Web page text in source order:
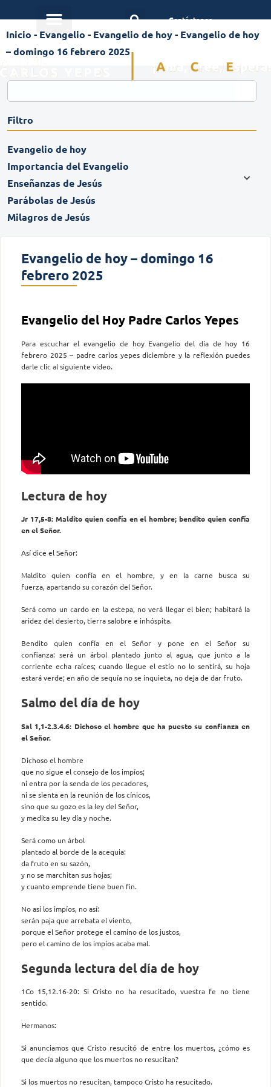
Contáctanos
Inicio - Evangelio - Evangelio de hoy- Evangelio de hoy
– domingo 16 febrero 2025
Filtro
Evangelio de hoy
Importancia del Evangelio
Enseñanzas de Jesús
Parábolas de Jesús
Milagros de Jesús
Evangelio de hoy – domingo 16
febrero 2025
Evangelio del Hoy Padre Carlos Yepes
Para escuchar el evangelio de hoy Evangelio del día de hoy 16
febrero 2025 – padre carlos yepes diciembre y la reflexión puedes
darle clic al siguiente video.
Lectura de hoy
Jr 17,5-8: Maldito quien confía en el hombre; bendito quien confía
en el Señor.
Así dice el Señor:
Maldito quien confía en el hombre, y en la carne busca su
fuerza, apartando su corazón del Señor.
Será como un cardo en la estepa, no verá llegar el bien; habitará la
aridez del desierto, tierra salobre e inhóspita.
Bendito quien confía en el Señor y pone en el Señor su
confianza: será un árbol plantado junto al agua, que junto a la
corriente echa raíces; cuando llegue el estío no lo sentirá, su hoja
estará verde; en año de sequía no se inquieta, no deja de dar fruto.
Salmo del día de hoy
Sal 1,1-2.3.4.6: Dichoso el hombre que ha puesto su confianza en
el Señor.
Dichoso el hombre
que no sigue el consejo de los impíos;
ni entra por la senda de los pecadores,
ni se sienta en la reunión de los cínicos,
sino que su gozo es la ley del Señor,
y medita su ley día y noche.
Será como un árbol
plantado al borde de la acequia:
da fruto en su sazón,
y no se marchitan sus hojas;
y cuanto emprende tiene buen fin.
No así los impíos, no así:
serán paja que arrebata el viento,
porque el Señor protege el camino de los justos,
pero el camino de los impíos acaba mal.
Segunda lectura del día de hoy
1Co 15,12.16-20: Si Cristo no ha resucitado, vuestra fe no tiene
sentido.
Hermanos:
Si anunciamos que Cristo resucitó de entre los muertos, ¿cómo es
que decía alguno que los muertos no resucitan?
Si los muertos no resucitan, tampoco Cristo ha resucitado.